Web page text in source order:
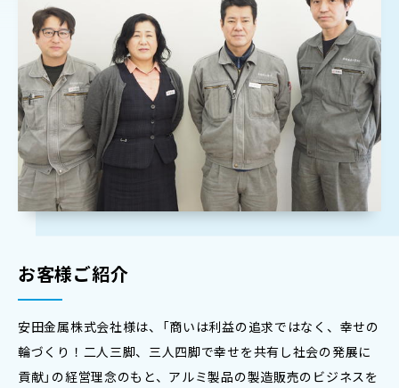
お客様ご紹介
安田金属株式会社様は、「商いは利益の追求ではなく、幸せの
輪づくり！二人三脚、三人四脚で幸せを共有し社会の発展に
貢献」の経営理念のもと、アルミ製品の製造販売のビジネスを